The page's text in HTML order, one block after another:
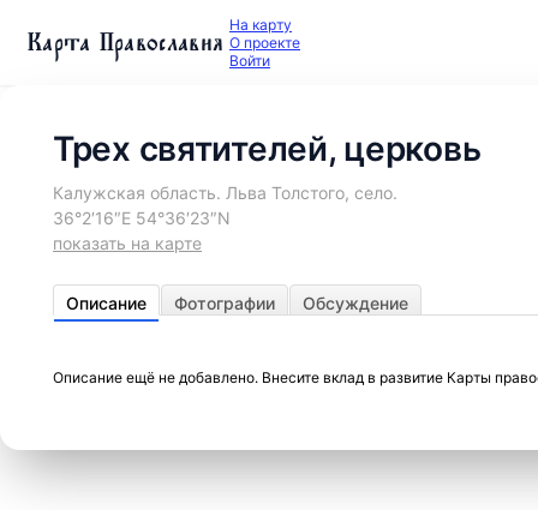
Карта Православия На карту
О проекте
Войти
Трех святителей, церковь
Калужская область. Льва Толстого, село.
36°2′16″E 54°36′23″N
показать на карте
Описание Фотографии Обсуждение
Описание ещё не добавлено. Внесите вклад в развитие Карты